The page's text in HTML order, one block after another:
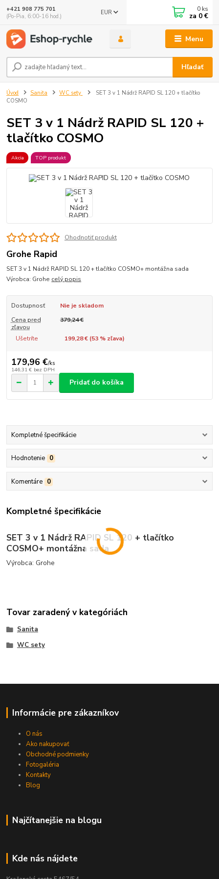
Menu
EUR
Hľadať
+421 908 775 701
(Po-Pia, 6:00-16 hod.)
0 ks
za 0 €
Úvod Sanita WC sety
SET 3 v 1 Nádrž RAPID SL 120 + tlačítko
COSMO
SET 3 v 1 Nádrž RAPID SL 120 +
tlačítko COSMO
Akcia TOP produkt
Ohodnotiť produkt
Grohe Rapid
SET 3 v 1 Nádrž RAPID SL 120 + tlačítko COSMO+ montážna sada
Výrobca: Grohe celý popis
Dostupnosť
Nie je skladom
Cena pred
zľavou
379,24 €
Ušetríte 199,28 € (53% zľava)
179,96 €/ks
146,31 € bez DPH
Pridať do košíka
Kompletné špecifikácie
Hodnotenie 0
Komentáre 0
Kompletné špecifikácie
SET 3 v 1 Nádrž RAPID SL 120 + tlačítko
COSMO+ montážna sada
Výrobca: Grohe
Tovar zaradený v kategóriách
Sanita
WC sety
Informácie pre zákazníkov
O nás
Ako nakupovať
Obchodné podmienky
Fotogaléria
Kontakty
Blog
Najčítanejšie na blogu
Kde nás nájdete